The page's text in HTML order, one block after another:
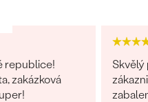
ct
mm (0.003ct)
republice!
zakázková
Skvělý